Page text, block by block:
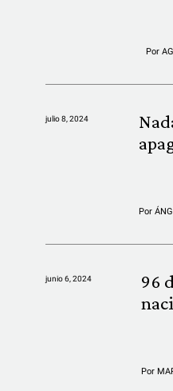
Por
julio 8, 2024
Por
junio 6, 2024
96
Por